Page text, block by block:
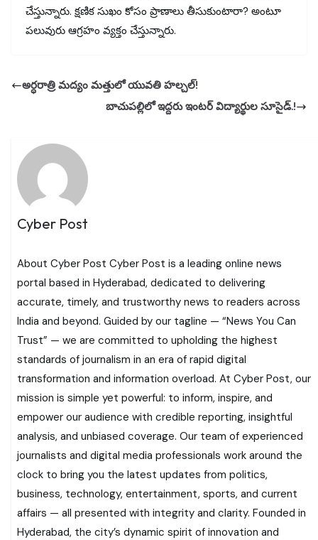
చేస్తున్నారు. క్షణిక సుఖం కోసం ప్రాణాలు తీసుకుంటారా? అంటూ
పలువురు ఆగ్రహం వ్యక్తం చేస్తున్నారు.
అర్ధరాత్రి మద్యం మత్తులో యువతి హల్చల్!
బాచుపల్లిలో ఇద్దరు ఇంటర్ విద్యార్థుల సూసైడ్.!
Cyber Post
About Cyber Post Cyber Post is a leading online news
portal based in Hyderabad, dedicated to delivering
accurate, timely, and trustworthy news to readers across
India and beyond. Guided by our tagline — “News You Can
Trust” — we are committed to upholding the highest
standards of journalism in an era of rapid digital
transformation and information overload. At Cyber Post, our
mission is simple yet powerful: to inform, inspire, and
empower our audience with credible reporting, insightful
analysis, and unbiased coverage. Our team of experienced
journalists and digital media professionals work around the
clock to bring you the latest updates from politics,
business, technology, entertainment, sports, and current
affairs — all presented with integrity and clarity. Founded in
Hyderabad, the city’s dynamic spirit of innovation and